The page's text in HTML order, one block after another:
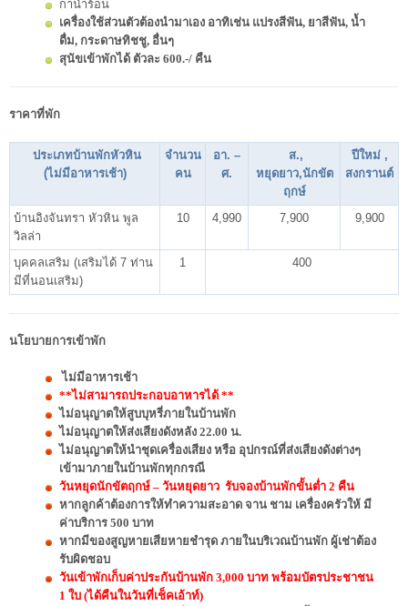
กาน้ำร้อน
เครื่องใช้ส่วนตัวต้องนำมาเอง อาทิเช่น แปรงสีฟัน, ยาสีฟัน, น้ำ
ดื่ม, กระดาษทิชชู, อื่นๆ
สุนัขเข้าพักได้ ตัวละ 600.-/ คืน
ราคาที่พัก
ประเภทบ้านพักหัวหิน
(ไม่มีอาหารเช้า)
จำนวน
คน
อา. –
ศ.
ส.,
หยุดยาว,นักขัต
ฤกษ์
ปีใหม่ ,
สงกรานต์
บ้านอิงจันทรา หัวหิน พูล
วิลล่า
10 4,990 7,900 9,900
บุคคลเสริม (เสริมได้ 7 ท่าน
มีที่นอนเสริม)
1 400
นโยบายการเข้าพัก
ไม่มีอาหารเช้า
**ไม่สามารถประกอบอาหารได้ **
ไม่อนุญาตให้สูบบุหรี่ภายในบ้านพัก
ไม่อนุญาตให้ส่งเสียงดังหลัง 22.00 น.
ไม่อนุญาตให้นำชุดเครื่องเสียง หรือ อุปกรณ์ที่ส่งเสียงดังต่างๆ
เข้ามาภายในบ้านพักทุกกรณี
วันหยุดนักขัตฤกษ์ – วันหยุดยาว รับจองบ้านพักขั้นต่ำ 2 คืน
หากลูกค้าต้องการให้ทำความสะอาด จาน ชาม เครื่องครัวให้ มี
ค่าบริการ 500 บาท
หากมีของสูญหายเสียหายชำรุด ภายในบริเวณบ้านพัก ผู้เช่าต้อง
รับผิดชอบ
วันเข้าพักเก็บค่าประกันบ้านพัก 3,000 บาท พร้อมบัตรประชาชน
1 ใบ (ได้คืนในวันที่เช็คเอ้าท์)